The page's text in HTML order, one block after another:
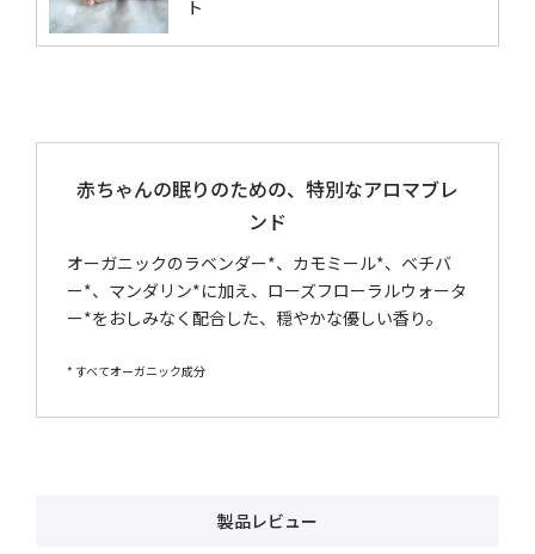
ト
赤ちゃんの眠りのための、特別なアロマブレ
ンド
オーガニックのラベンダー*、カモミール*、ベチバ
ー*、マンダリン*に加え、ローズフローラルウォータ
ー*をおしみなく配合した、穏やかな優しい香り。
* すべてオーガニック成分
製品レビュー